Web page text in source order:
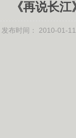
《再说长
发布时间： 2010-01-